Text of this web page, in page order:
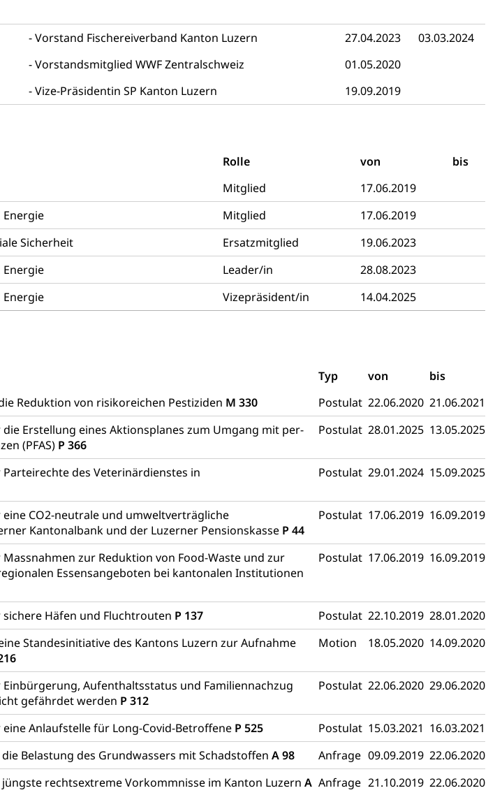
Vorstand Fischereiverband Kanton Luzern 27.04.2023
03.03.2024
Vorstandsmitglied WWF Zentralschweiz
01.05.2020
Vize-Präsidentin SP Kanton Luzern
19.09.2019
Rolle von
bis
Mitglied
17.06.2019
Mitglied
17.06.2019
Sicherheit
Ersatzmitglied
19.06.2023
Leader/in
28.08.2023
Vizepräsident/in 14.04.2025
Typ von
bis
Reduktion von risikoreichen Pestiziden M 330 Postulat 22.06.2020 21.06.2021
Erstellung eines Aktionsplanes zum Umgang mit per-
(PFAS) P 366
Postulat 28.01.2025 13.05.2025
des Veterinärdienstes in
Postulat 29.01.2024 15.09.2025
CO2-neutrale und umweltverträgliche
Kantonalbank und der Luzerner Pensionskasse P 44
Postulat 17.06.2019 16.09.2019
zur Reduktion von Food-Waste und zur
Essensangeboten bei kantonalen Institutionen
Postulat 17.06.2019 16.09.2019
Häfen und Fluchtrouten P 137 Postulat 22.10.2019 28.01.2020
Standesinitiative des Kantons Luzern zur Aufnahme
Motion 18.05.2020 14.09.2020
Aufenthaltsstatus und Familiennachzug
gefährdet werden P 312
Postulat 22.06.2020 29.06.2020
Anlaufstelle für Long-Covid-Betroffene P 525 Postulat 15.03.2021 16.03.2021
Belastung des Grundwassers mit Schadstoffen A 98 Anfrage 09.09.2019 22.06.2020
rechtsextreme Vorkommnisse im Kanton Luzern A Anfrage 21.10.2019 22.06.2020
(fabia) Schutz vor Diskriminierung
Strafregistereintrag, Strafregisterauszug, Kriminalität
für Abfallentsorgung
Naturschutz, Umweltschutz
Wald)
Luzern)
Energieverbrauch, Stromverbrauch, Energiequelle, Windenergie, Wasserkraft, Sonnenenergie,
Grundstück
(Geoportal)
Klimaveränderung, Treibhauseffekt
Klima
Luzern (ARE) Raum und Wirtschaft rawi